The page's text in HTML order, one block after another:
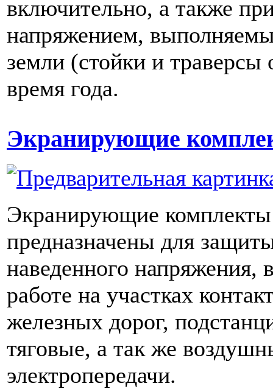
включительно, а также
напряжением,
земли (стойки и траверсы
время года.
Экранирующие
Экранирующие
предназначены для
наведенного напряжения,
работе на участках
железных дорог,
тяговые, а так же
электропередачи.